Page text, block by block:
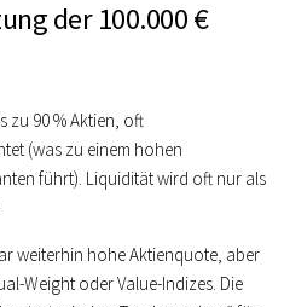
der 100.000 €
zu 90 % Aktien , oft
(was zu einem hohen
führt). Liquidität wird oft nur als
weiterhin hohe Aktienquote, aber
Weight oderValue-Indizes . Die